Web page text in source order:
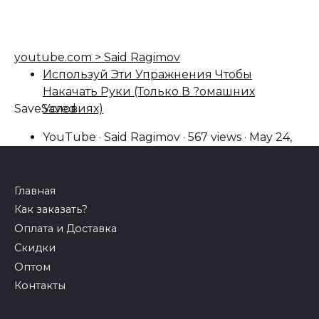
youtube.com > Said Ragimov
Используй Эти Упражнения Чтобы
Накачать Руки (Только В ?омашних
Условиях)
YouTube · Said Ragimov · 567 views · May 24,
SaveSaved
Главная
Как заказать?
Оплата и Доставка
Скидки
Оптом
Контакты